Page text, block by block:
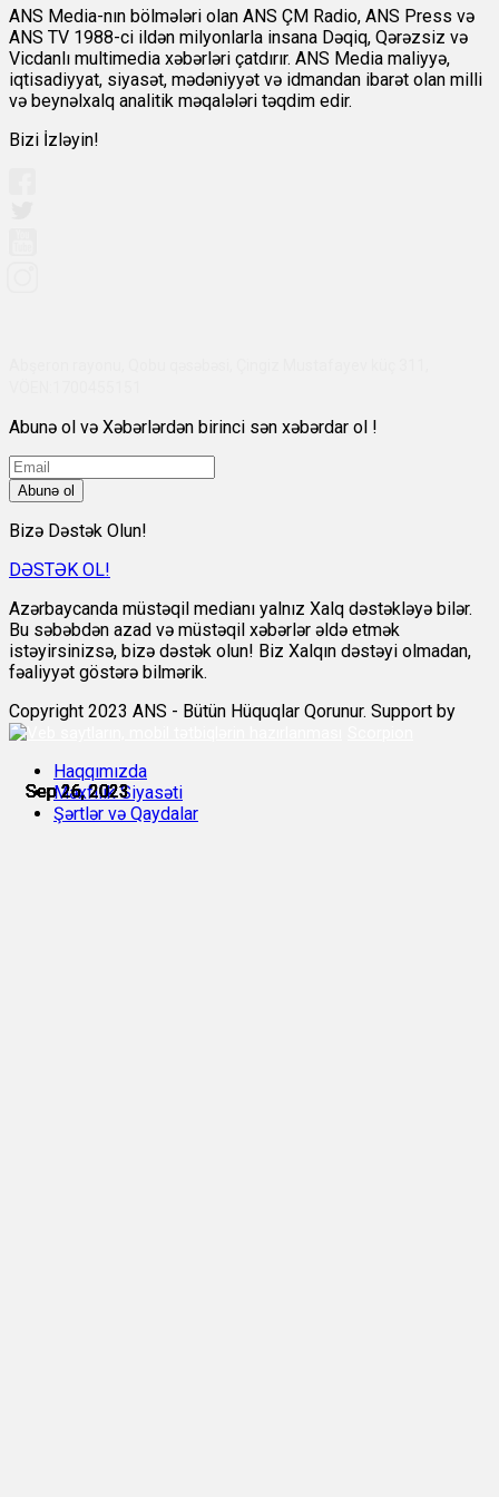
Sep 26, 2023
Sep 26, 2023
Sep 26, 2023
Sep 26, 2023
Sep 26, 2023
Sep 26, 2023
ANS Media-nın bölmələri olan ANS ÇM Radio, ANS Press və
ANS TV 1988-ci ildən milyonlarla insana Dəqiq, Qərəzsiz və
Vicdanlı multimedia xəbərləri çatdırır. ANS Media maliyyə,
iqtisadiyyat, siyasət, mədəniyyət və idmandan ibarət olan milli
və beynəlxalq analitik məqalələri təqdim edir.
Bizi İzləyin!
Abunə ol və Xəbərlərdən birinci sən xəbərdar ol !
Abunə ol
Bizə Dəstək Olun!
DƏSTƏK OL!
Azərbaycanda müstəqil medianı yalnız Xalq dəstəkləyə bilər.
Bu səbəbdən azad və müstəqil xəbərlər əldə etmək
istəyirsinizsə, bizə dəstək olun! Biz Xalqın dəstəyi olmadan,
fəaliyyət göstərə bilmərik.
Copyright 2023 ANS - Bütün Hüquqlar Qorunur. Support by
Haqqımızda
Məxfilik Siyasəti
Şərtlər və Qaydalar